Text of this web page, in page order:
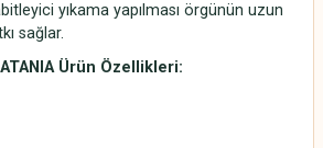
yıkama yapılması örgünün uzun
sağlar.
Ürün Özellikleri: